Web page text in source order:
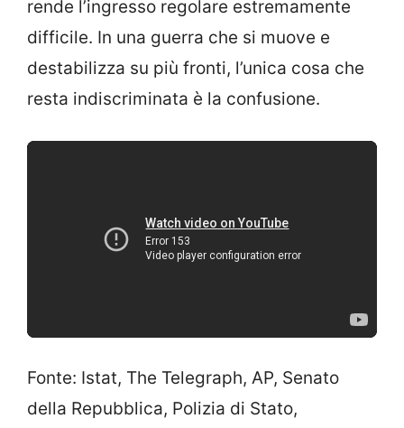
rende l’ingresso regolare estremamente
difficile. In una guerra che si muove e
destabilizza su più fronti, l’unica cosa che
resta indiscriminata è la confusione.
Fonte: Istat, The Telegraph, AP, Senato
della Repubblica, Polizia di Stato,